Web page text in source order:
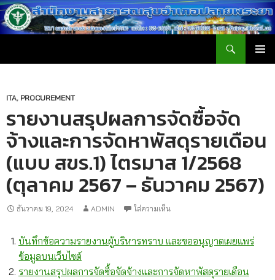
เนื้อหา
ITA, PROCUREMENT
รายงานสรุปผลการจัดซื้อจัด
จ้างและการจัดหาพัสดุรายเดือน
(แบบ สขร.1) ไตรมาส 1/2568
(ตุลาคม 2567 – ธันวาคม 2567)
ธันวาคม 19, 2024 ADMIN ใส่ความเห็น
บันทึกข้อความรายงานผู้บริหารทราบ และขออนุญาตเผยแพร่
ข้อมูลบนเว็บไซต์
รายงานสรุปผลการจัดซื้อจัดจ้างและการจัดหาพัสดุรายเดือน